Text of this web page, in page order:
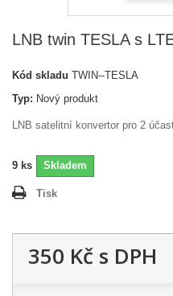
LNB twin TESLA s
Kód skladu TWIN--TESLA
Typ: Nový produkt
LNB satelitní konvertor pro 2
9 ks Skladem
Tisk
350 Kč s DPH